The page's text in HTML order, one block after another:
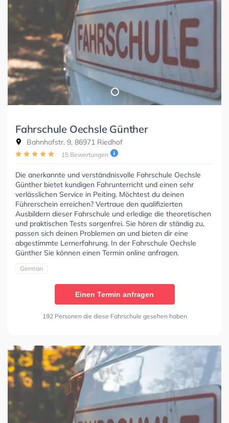
Fahrschule Oechsle Günther
Bahnhofstr. 9, 86971 Riedhof
15 Bewertungen
Die anerkannte und verständnisvolle Fahrschule Oechsle
Günther bietet kundigen Fahrunterricht und einen sehr
verlässlichen Service in Peiting. Möchtest du deinen
Führerschein erreichen? Vertraue den qualifizierten
Ausbildern dieser Fahrschule und erledige die theoretischen
und praktischen Tests sorgenfrei. Sie hören dir ständig zu,
passen sich deinen Problemen an und bieten dir eine
abgestimmte Lernerfahrung. In der Fahrschule Oechsle
Günther Sie können einen Termin online anfragen.
German
Einen Termin anfragen
192 Personen die diese Fahrschule gesehen haben